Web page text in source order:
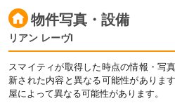
物件写真・設備
リアン レーヴI
スマイティが取得した時点の情報・写
新された内容と異なる可能性がありま
屋によって異なる可能性があります。